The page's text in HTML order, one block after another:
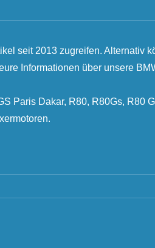
seit 2013 zugreifen. Alternativ
Informationen über unsere
Paris Dakar, R80, R80Gs, R80